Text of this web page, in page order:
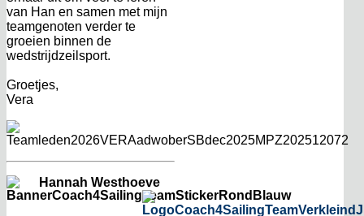
van Han en samen met mijn
teamgenoten verder te
groeien binnen de
wedstrijdzeilsport.
Groetjes,
Vera
Hannah Westhoeve